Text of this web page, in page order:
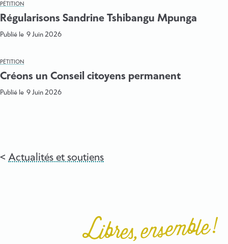
PÉTITION
Régularisons Sandrine Tshibangu Mpunga
Publié le 9 Juin 2026
PÉTITION
Créons un Conseil citoyens permanent
Publié le 9 Juin 2026
Actualités et soutiens